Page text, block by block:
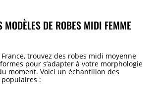
MODÈLES DE ROBES MIDI FEMME
trouvez des robes midi moyenne
pour s’adapter à votre morphologie
moment. Voici un échantillon des
: